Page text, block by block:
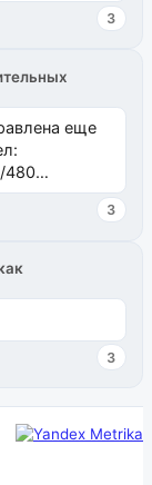
3
еще
480
481Исправим
3
3